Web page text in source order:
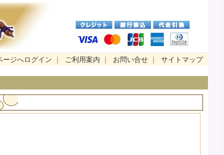
ージへログイン ｜ ご利用案内 ｜ お問い合せ ｜ サイトマップ